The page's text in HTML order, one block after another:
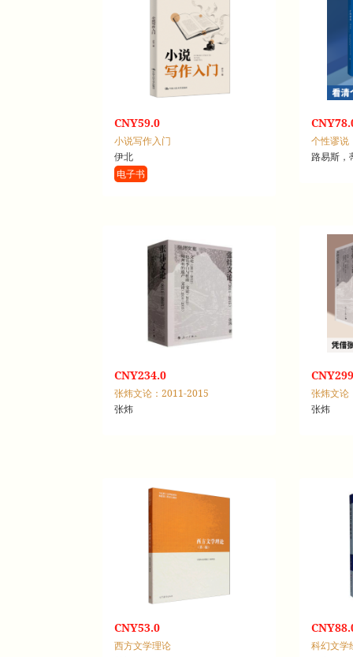
CNY59.0
小说写作入门
伊北
电子书
个性谬说
路易斯，
CNY234.0
张炜文论：2011-2015
张炜
张炜文论
张炜
CNY53.0
西方文学理论
科幻文学